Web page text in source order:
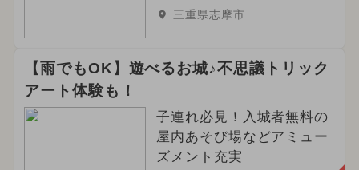
三重県志摩市
【雨でもOK】遊べるお城♪不思議トリック
アート体験も！
子連れ必見！入城者無料の
屋内あそび場などアミュー
ズメント充実